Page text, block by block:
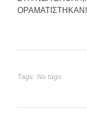
ΟΡΑΜΑΤΙΣΤΗΚΑΝ!
Tags: No tags